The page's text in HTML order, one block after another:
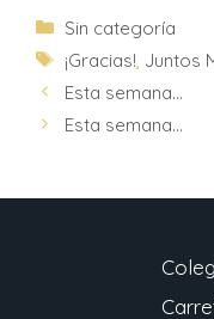
Sin categoría
¡Gracias! Juntos
Esta semana…
Esta semana…